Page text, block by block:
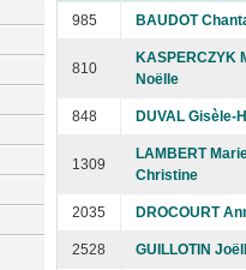
985 BAUDOT
810
KASPERCZYK
Noëlle
848 DUVAL Gisèle-
1309
LAMBERT
Christine
2035 DROCOURT
2528 GUILLOTIN